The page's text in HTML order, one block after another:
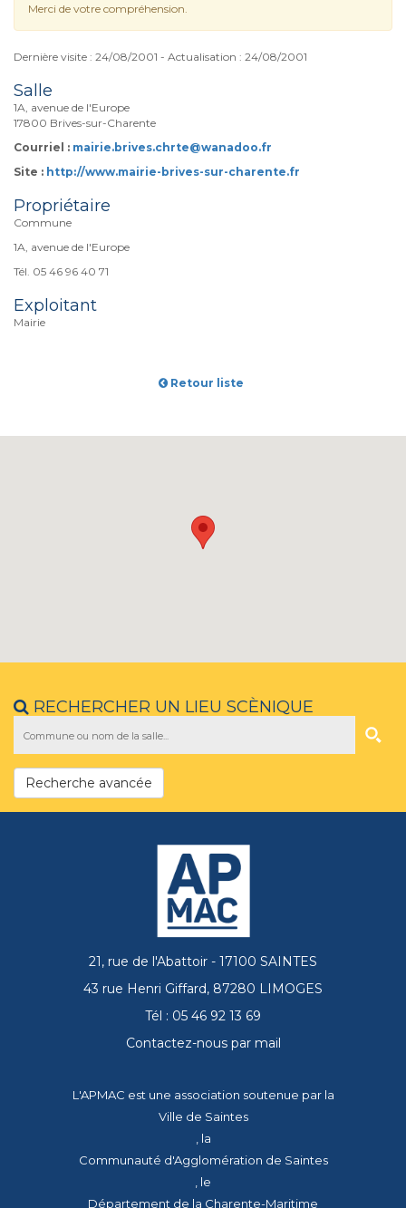
Merci de votre compréhension.
Dernière visite : 24/08/2001 - Actualisation : 24/08/2001
Salle
1A, avenue de l'Europe
17800 Brives-sur-Charente
Courriel : mairie.brives.chrte@wanadoo.fr
Site : http://www.mairie-brives-sur-charente.fr
Propriétaire
Commune
1A, avenue de l'Europe
Tél. 05 46 96 40 71
Exploitant
Mairie
Retour liste
RECHERCHER UN LIEU SCÈNIQUE
Recherche avancée
21, rue de l'Abattoir - 17100 SAINTES
43 rue Henri Giffard, 87280 LIMOGES
Tél : 05 46 92 13 69
Contactez-nous par mail
L'APMAC est une association soutenue par la
Ville de Saintes
, la
Communauté d'Agglomération de Saintes
, le
Département de la Charente-Maritime